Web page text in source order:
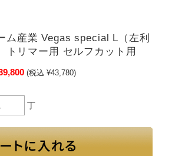
ム産業 Vegas special L（左利
トリマー用 セルフカット用
(税込 ¥43,780)
丁